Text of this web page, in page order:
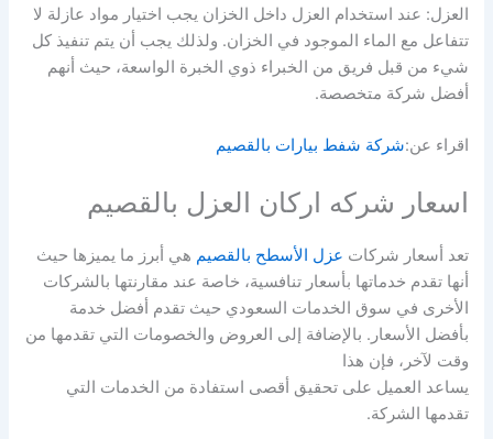
العزل: عند استخدام العزل داخل الخزان يجب اختيار مواد عازلة لا
تتفاعل مع الماء الموجود في الخزان. ولذلك يجب أن يتم تنفيذ كل
شيء من قبل فريق من الخبراء ذوي الخبرة الواسعة، حيث أنهم
أفضل شركة متخصصة.
اقراء عن:شركة شفط بيارات بالقصيم
اسعار شركه اركان العزل بالقصيم
تعد أسعار شركات عزل الأسطح بالقصيم هي أبرز ما يميزها حيث
أنها تقدم خدماتها بأسعار تنافسية، خاصة عند مقارنتها بالشركات
الأخرى في سوق الخدمات السعودي حيث تقدم أفضل خدمة
بأفضل الأسعار. بالإضافة إلى العروض والخصومات التي تقدمها من
وقت لآخر، فإن هذا
يساعد العميل على تحقيق أقصى استفادة من الخدمات التي
تقدمها الشركة.